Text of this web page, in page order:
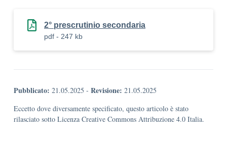
2° prescrutinio secondaria
pdf - 247 kb
Pubblicato: 21.05.2025 - Revisione: 21.05.2025
Eccetto dove diversamente specificato, questo articolo è stato
rilasciato sotto Licenza Creative Commons Attribuzione 4.0 Italia.